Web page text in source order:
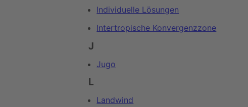
Individuelle Lösungen
Intertropische Konvergenzzone
J
Jugo
L
Landwind